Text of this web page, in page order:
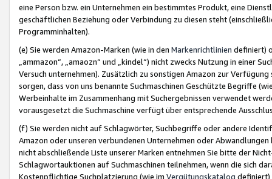
eine Person bzw. ein Unternehmen ein bestimmtes Produkt, eine
geschäftlichen Beziehung oder Verbindung zu diesen steht
Programminhalten).
(e) Sie werden Amazon-Marken (wie in den Markenrichtlinien definiert)
„ammazon“, „amaozn“ und „kindel“) nicht zwecks Nutzung in einer
Versuch unternehmen). Zusätzlich zu sonstigen Amazon zur
sorgen, dass von uns benannte Suchmaschinen Geschützte Begriffe
Werbeinhalte im Zusammenhang mit Suchergebnissen verwendet
vorausgesetzt die Suchmaschine verfügt über entsprechende
(f) Sie werden nicht auf Schlagwörter, Suchbegriffe oder andere
Amazon oder unseren verbundenen Unternehmen oder
nicht abschließende Liste unserer Marken entnehmen Sie bitte der
Schlagwortauktionen auf Suchmaschinen teilnehmen, wenn die sich
Kostenpflichtige Suchplatzierung (wie im Vergütungskatalog definiert)